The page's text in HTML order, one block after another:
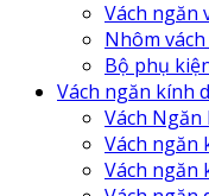
Vách ngăn
Nhôm
Bộ phụ
Vách ngăn kính
Vách
Vách ngăn
Vách ngăn